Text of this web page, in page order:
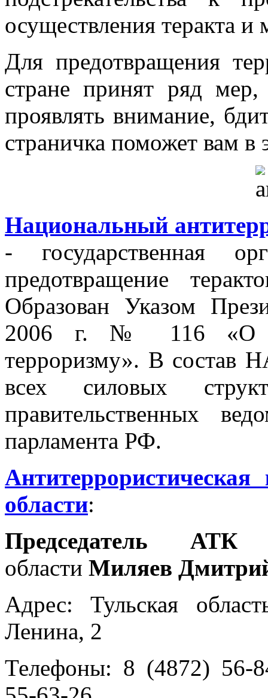
осуществления теракта и
Для предотвращения
стране принят ряд
проявлять внимание,
страничка поможет вам в
Национальный
- государственная
предотвращение
Образован Указом
2006 г. № 116 «О
терроризму». В состав
всех силовых
правительственных
парламента РФ.
области:
Председатель
области Миляев
Адрес: Тульская
Ленина, 2
Телефоны: 8 (4872) 56-